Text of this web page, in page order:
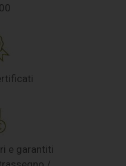
e garantiti